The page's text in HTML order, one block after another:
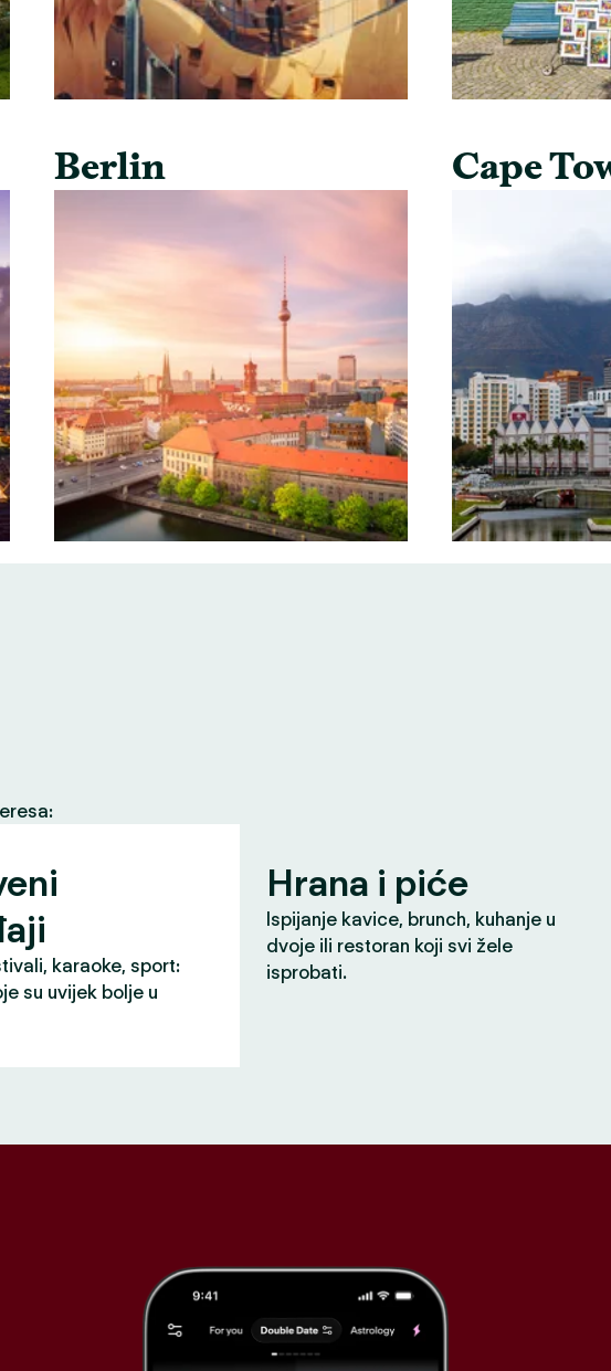
Berlin Cape
karaoke, sport:
su uvijek bolje u
Hrana i piće
Ispijanje kavice, brunch, kuhanje u
dvoje ili restoran koji svi žele
isprobati.